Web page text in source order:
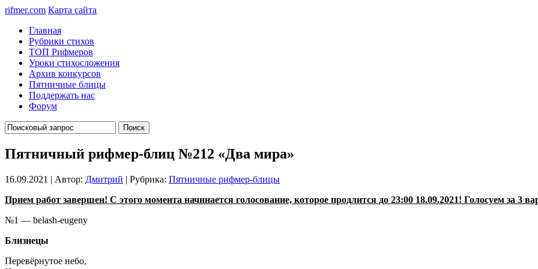
rifmer.com Карта сайта
Главная
Рубрики стихов
ТОП Рифмеров
Уроки стихосложения
Архив конкурсов
Пятничные блицы
Поддержать нас
Форум
Пятничный рифмер-блиц №212 «Два мира»
16.09.2021 | Автор: Дмитрий | Рубрика: Пятничные рифмер-блицы
Прием работ завершен! С этого момента начинается голосование, которое продлится до 23:00 18.09.2021! Голосуем за 3
№1 — belash-eugeny
Близнецы
Перевёрнутое небо,